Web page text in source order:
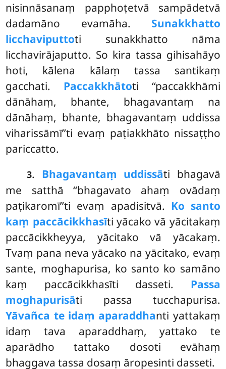
nisinnāsanaṃ papphoṭetvā sampādetvā
dadamāno evamāha. Sunakkhatto
licchaviputtoti sunakkhatto nāma
licchavirājaputto. So kira tassa gihisahāyo
hoti, kālena kālaṃ tassa santikaṃ
gacchati. Paccakkhātoti ‘‘paccakkhāmi
dānāhaṃ, bhante, bhagavantaṃ na
dānāhaṃ, bhante, bhagavantaṃ uddissa
viharissāmī’’ti evaṃ paṭiakkhāto nissaṭṭho
pariccatto.
3. Bhagavantaṃ uddissāti bhagavā
me satthā ‘‘bhagavato ahaṃ ovādaṃ
paṭikaromī’’ti evaṃ apadisitvā. Ko santo
kaṃ paccācikkhasīti yācako vā yācitakaṃ
paccācikkheyya, yācitako vā yācakaṃ.
Tvaṃ pana neva yācako na yācitako, evaṃ
sante, moghapurisa, ko santo ko samāno
kaṃ paccācikkhasīti dasseti. Passa
moghapurisāti passa tucchapurisa.
Yāvañca te idaṃ aparaddhanti yattakaṃ
idaṃ tava aparaddhaṃ, yattako te
aparādho tattako dosoti evāhaṃ
bhaggava tassa dosaṃ āropesinti dasseti.